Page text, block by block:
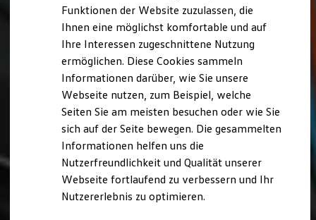
Anreise zu Interview oder AC
Kontakt und Hilfe
Barrierefrei bewerben
Triff unsere Recruiter
Events
Funktionen der Website zuzulassen, die
Ihnen eine möglichst komfortable und auf
Ihre Interessen zugeschnittene Nutzung
ermöglichen. Diese Cookies sammeln
Informationen darüber, wie Sie unsere
Webseite nutzen, zum Beispiel, welche
Seiten Sie am meisten besuchen oder wie Sie
sich auf der Seite bewegen. Die gesammelten
Informationen helfen uns die
Nutzerfreundlichkeit und Qualität unserer
Webseite fortlaufend zu verbessern und Ihr
Nutzererlebnis zu optimieren.